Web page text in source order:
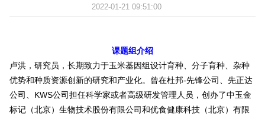
2022-01-21 09:51:00
课题组介绍
卢洪，研究员，长期致力于玉米基因组设计育种、分子育种、杂种
优势和种质资源创新的研究和产业化。曾在杜邦-先锋公司、先正达
公司、KWS公司担任科学家或者高级研发管理人员，创办了中玉金
标记（北京）生物技术股份有限公司和优食健康科技（北京）有限